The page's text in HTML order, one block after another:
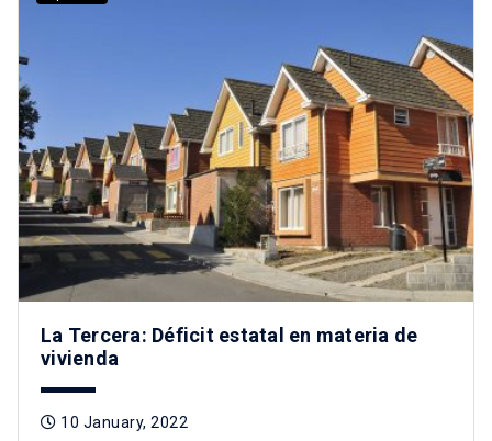
La Tercera: Déficit estatal en materia de
vivienda
10 January, 2022